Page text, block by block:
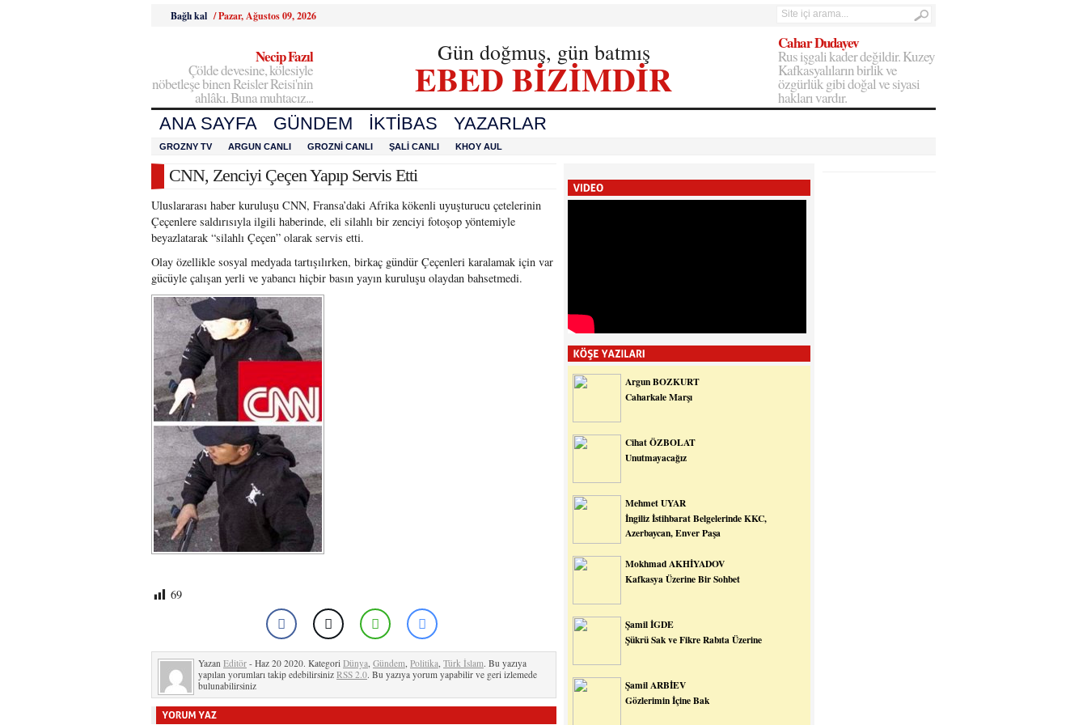
Bağlı kal /Pazar, Ağustos 09, 2026
Necip Fazıl
Çölde devesine, kölesiyle
nöbetleşe binen Reisler Reisi'nin
ahlâkı. Buna muhtacız...
Gün doğmuş, gün batmış
EBED BİZİMDİR
Cahar Dudayev
Rus işgali kader değildir. Kuzey
Kafkasyalıların birlik ve
özgürlük gibi doğal ve siyasi
hakları vardır.
ANA SAYFA GÜNDEM İKTIBAS YAZARLAR
GROZNY TV ARGUN CANLI GROZNI CANLI ŞALI CANLI KHOY AUL
CNN, Zenciyi Çeçen Yapıp Servis Etti
Uluslararası haber kuruluşu CNN, Fransa’daki Afrika kökenli uyuşturucu çetelerinin
Çeçenlere saldırısıyla ilgili haberinde, eli silahlı bir zenciyi fotoşop yöntemiyle
beyazlatarak “silahlı Çeçen” olarak servis etti.
Olay özellikle sosyal medyada tartışılırken, birkaç gündür Çeçenleri karalamak için var
gücüyle çalışan yerli ve yabancı hiçbir basın yayın kuruluşu olaydan bahsetmedi.
69
Yazan Editör - Haz 20 2020. Kategori Dünya Gündem Politika Türk İslam. Bu yazıya
yapılan yorumları takip edebilirsiniz RSS 2.0. Bu yazıya yorum yapabilir ve geri izlemede
bulunabilirsiniz
Argun BOZKURT
Caharkale Marşı
Cihat ÖZBOLAT
Unutmayacağız
Mehmet UYAR
İngiliz İstihbarat Belgelerinde KKC,
Azerbaycan, Enver Paşa
Mokhmad AKHİYADOV
Kafkasya Üzerine Bir Sohbet
Şamil İGDE
Şükrü Sak ve Fikre Rabıta Üzerine
Şamil ARBİEV
Gözlerimin İçine Bak